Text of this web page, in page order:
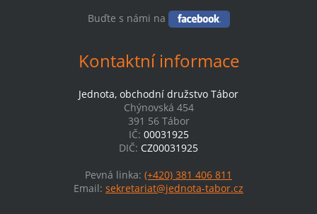
Buďte s námi na
Kontaktní informace
Jednota, obchodní družstvo Tábor
Chýnovská 454
391 56 Tábor
IČ: 00031925
DIČ: CZ00031925
Pevná linka: (+420) 381 406 811
Email: sekretariat@jednota-tabor.cz